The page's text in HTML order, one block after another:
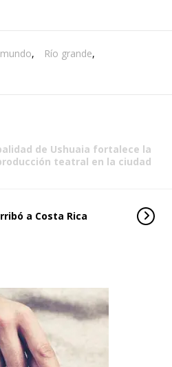
, Río grande,
de Ushuaia fortalece la
teatral en la ciudad
a Costa Rica